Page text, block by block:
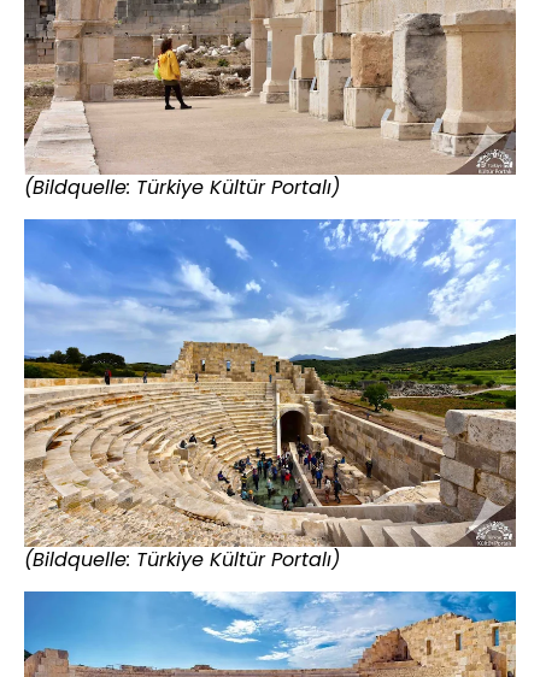
(Bildquelle: Türkiye Kültür Portalı)
(Bildquelle: Türkiye Kültür Portalı)